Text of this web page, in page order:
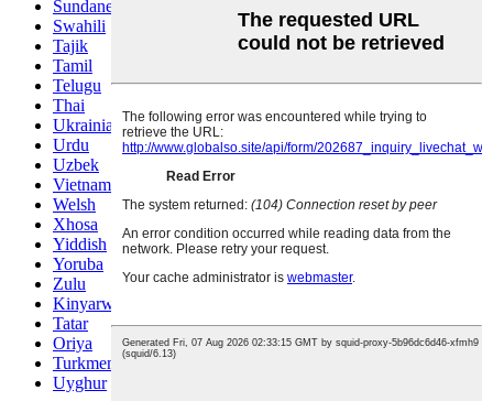
Sundanese
Swahili
Tajik
Tamil
Telugu
Thai
Ukrainian
Urdu
Uzbek
Vietnamese
Welsh
Xhosa
Yiddish
Yoruba
Zulu
Kinyarwanda
Tatar
Oriya
Turkmen
Uyghur